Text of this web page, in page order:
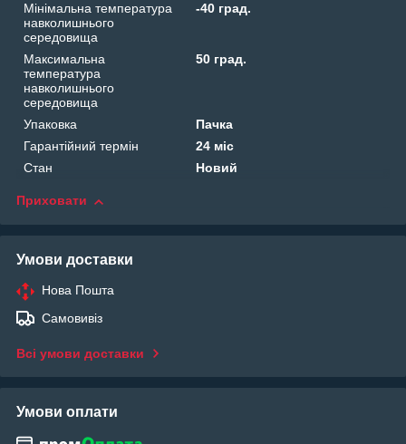
Мінімальна температура
навколишнього
середовища
-40 град.
Максимальна
температура
навколишнього
середовища
50 град.
Упаковка
Пачка
Гарантійний термін
24 міс
Стан
Новий
Приховати
Умови доставки
Нова Пошта
Самовивіз
Всі умови доставки
Умови оплати